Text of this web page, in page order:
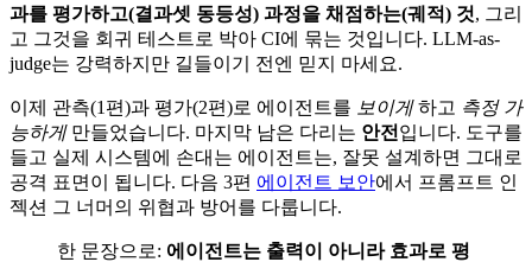
과를 평가하고(결과셋 동등성) 과정을 채점하는(궤적) 것, 그리
고 그것을 회귀 테스트로 박아 CI에 묶는 것입니다. LLM-as-
judge는 강력하지만 길들이기 전엔 믿지 마세요.
이제 관측(1편)과 평가(2편)로 에이전트를 보이게하고 측정 가
능하게만들었습니다. 마지막 남은 다리는 안전 입니다. 도구를
들고 실제 시스템에 손대는 에이전트는, 잘못 설계하면 그대로
공격 표면이 됩니다. 다음 3편 에이전트 보안에서 프롬프트 인
젝션 그 너머의 위협과 방어를 다룹니다.
한 문장으로: 에이전트는 출력이 아니라 효과로 평